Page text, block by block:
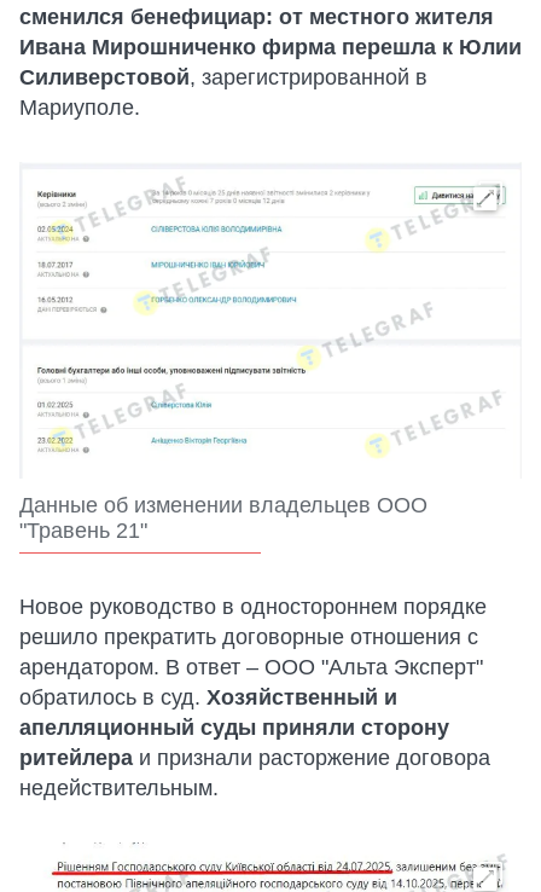
сменился бенефициар: от местного жителя
Ивана Мирошниченко фирма перешла к Юлии
Силиверстовой, зарегистрированной в
Мариуполе.
Данные об изменении владельцев ООО
"Травень 21"
Новое руководство в одностороннем порядке
решило прекратить договорные отношения с
арендатором. В ответ – ООО "Альта Эксперт"
обратилось в суд. Хозяйственный и
апелляционный суды приняли сторону
ритейлера и признали расторжение договора
недействительным.